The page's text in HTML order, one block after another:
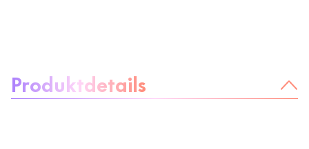
Produktdetails